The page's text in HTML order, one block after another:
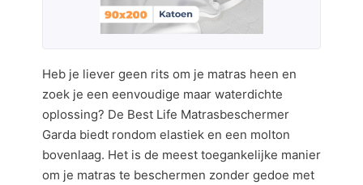
Heb je liever geen rits om je matras heen en
zoek je een eenvoudige maar waterdichte
oplossing? De Best Life Matrasbeschermer
Garda biedt rondom elastiek en een molton
bovenlaag. Het is de meest toegankelijke manier
om je matras te beschermen zonder gedoe met